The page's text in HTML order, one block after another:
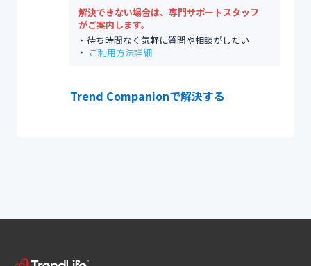
解決できない場合は、専門サポートスタッフ
がご案内します。
待ち時間なく気軽に質問や相談がしたい
ご利用方法詳細
Trend Companionで解決する